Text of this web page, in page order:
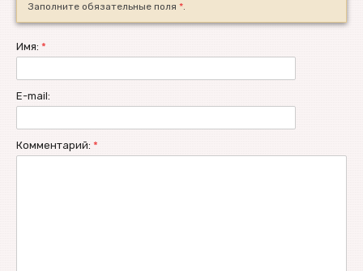
Заполните обязательные поля *.
Имя: *
E-mail:
Комментарий: *